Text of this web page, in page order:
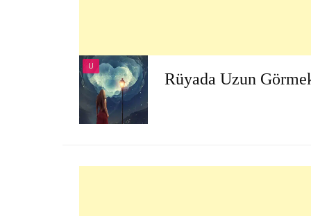
U
Rüyada Uzun